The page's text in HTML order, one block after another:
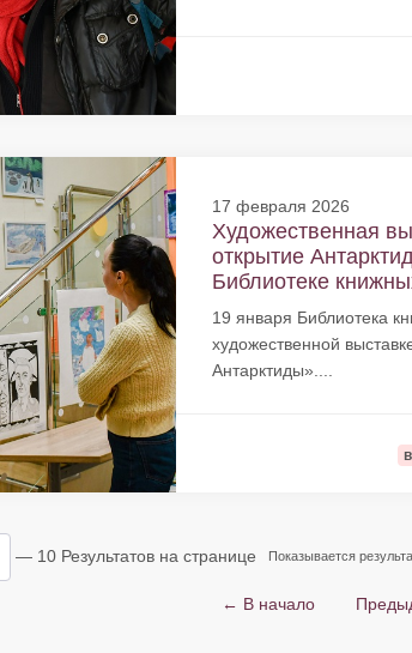
17 февраля 2026
Художественная
открытие
Библиотеке
19 января Библиотека
художественной
Антарктиды»....
— 10 Результатов на странице Показывается
← В начало